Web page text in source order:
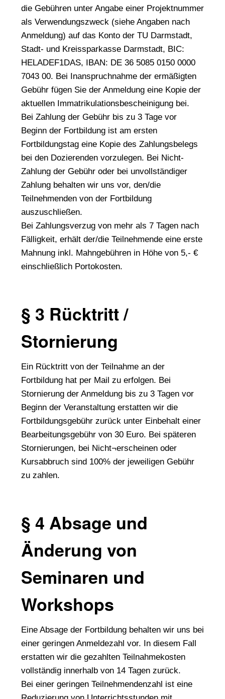
die Gebühren unter Angabe einer Projektnummer
als Verwendungszweck (siehe Angaben nach
Anmeldung) auf das Konto der TU Darmstadt,
Stadt- und Kreissparkasse Darmstadt, BIC:
HELADEF1DAS, IBAN: DE 36 5085 0150 0000
7043 00. Bei Inanspruchnahme der ermäßigten
Gebühr fügen Sie der Anmeldung eine Kopie der
aktuellen Immatrikulationsbescheinigung bei.
Bei Zahlung der Gebühr bis zu 3 Tage vor
Beginn der Fortbildung ist am ersten
Fortbildungstag eine Kopie des Zahlungsbelegs
bei den Dozierenden vorzulegen. Bei Nicht-
Zahlung der Gebühr oder bei unvollständiger
Zahlung behalten wir uns vor, den/die
Teilnehmenden von der Fortbildung
auszuschließen.
Bei Zahlungsverzug von mehr als 7 Tagen nach
Fälligkeit, erhält der/die Teilnehmende eine erste
Mahnung inkl. Mahngebühren in Höhe von 5,- €
einschließlich Portokosten.
§ 3 Rücktritt /
Stornierung
Ein Rücktritt von der Teilnahme an der
Fortbildung hat per Mail zu erfolgen. Bei
Stornierung der Anmeldung bis zu 3 Tagen vor
Beginn der Veranstaltung erstatten wir die
Fortbildungsgebühr zurück unter Einbehalt einer
Bearbeitungsgebühr von 30 Euro. Bei späteren
Stornierungen, bei Nicht¬erscheinen oder
Kursabbruch sind 100% der jeweiligen Gebühr
zu zahlen.
§ 4 Absage und
Änderung von
Seminaren und
Workshops
Eine Absage der Fortbildung behalten wir uns bei
einer geringen Anmeldezahl vor. In diesem Fall
erstatten wir die gezahlten Teilnahmekosten
vollständig innerhalb von 14 Tagen zurück.
Bei einer geringen Teilnehmendenzahl ist eine